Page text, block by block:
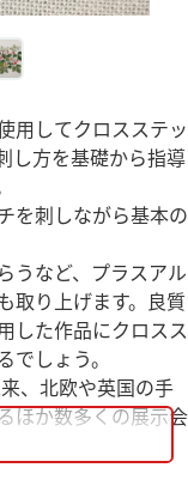
用してクロスステッ
し方を基礎から指導
を刺しながら基本の
うなど、プラスアル
取り上げます。良質
した作品にクロスス
しょう。
、北欧や英国の手
ほか数多くの展示会